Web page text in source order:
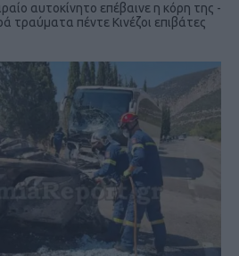
αυτοκίνητο επέβαινε η κόρη της -
τραύματα πέντε Κινέζοι επιβάτες